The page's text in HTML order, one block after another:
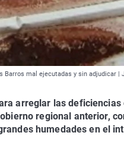
mal ejecutadas y sin adjudicar |
arreglar las
regional anterior,
humedades en el